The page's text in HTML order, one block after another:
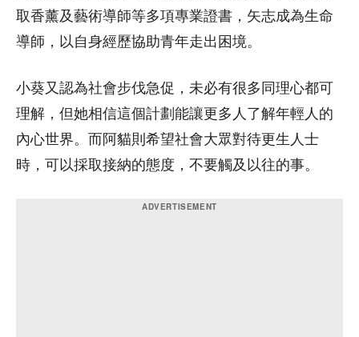
取香薰及藝術導師等多項專業證書，矢志成為生命
導師，以自身經歷協助青年走出困境。
小葵又認為社會步伐急促，未必有很多同理心都可
理解，但她相信這個計劃能讓更多人了解年輕人的
內心世界。而阿貓則希望社會大眾對待更生人士
時，可以採取接納的態度，不要觸及以往的事。